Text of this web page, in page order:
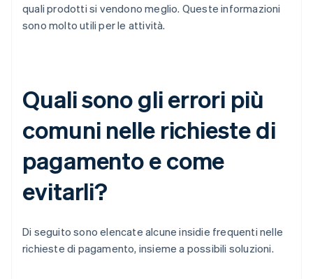
quali prodotti si vendono meglio. Queste informazioni
sono molto utili per le attività.
Quali sono gli errori più
comuni nelle richieste di
pagamento e come
evitarli?
Di seguito sono elencate alcune insidie frequenti nelle
richieste di pagamento, insieme a possibili soluzioni.